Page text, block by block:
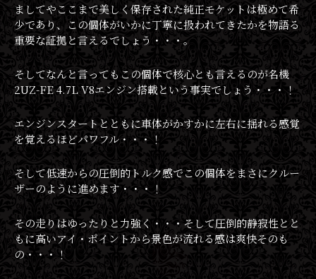
ましてやここまで美しく保存された純正モケットは極めて希
少であり、この個体がいかに丁寧に扱われてきたかを物語る
重要な証拠と言えるでしょう・・・。
そしてなんと言ってもこの個体で核心とも言えるのが名機
2UZ-FE 4.7L V8エンジン搭載という事実でしょう・・・！
エンジンスタートとともに車体がかすかに左右に揺れる感覚
を覚えるほどパワフル・・・！
そして低速からの圧倒的トルク感でこの個体をまさにクルー
ザーのように進めます・・・！
その走りはゆったりと力強く・・・そして圧倒的静寂性とと
もに高いアイ・ポイントから景色が流れる感は爽快そのも
の・・・！